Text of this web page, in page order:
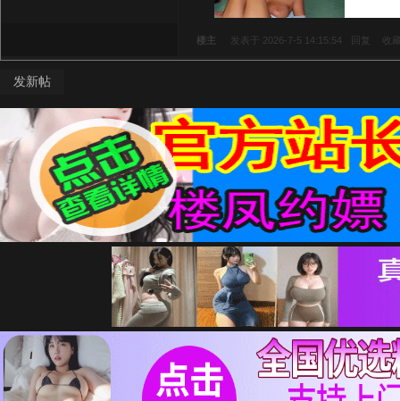
楼主 发表于 2026-7-5 14:15:54 回复 收
发新帖